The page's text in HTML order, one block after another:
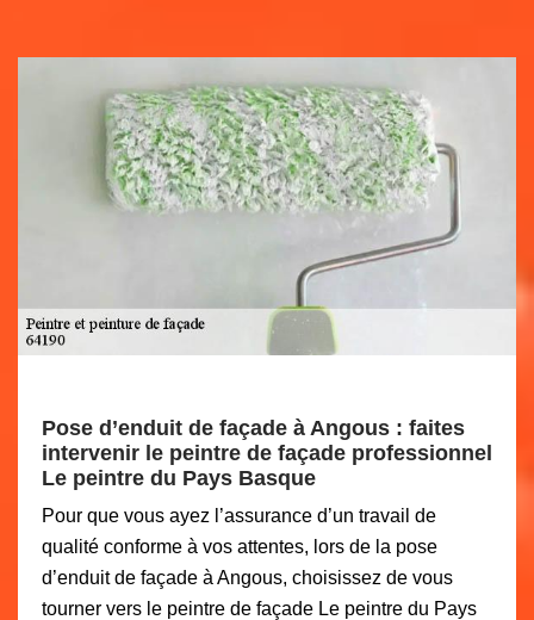
Pose d’enduit de façade à Angous : faites
intervenir le peintre de façade professionnel
Le peintre du Pays Basque
Pour que vous ayez l’assurance d’un travail de
qualité conforme à vos attentes, lors de la pose
d’enduit de façade à Angous, choisissez de vous
tourner vers le peintre de façade Le peintre du Pays